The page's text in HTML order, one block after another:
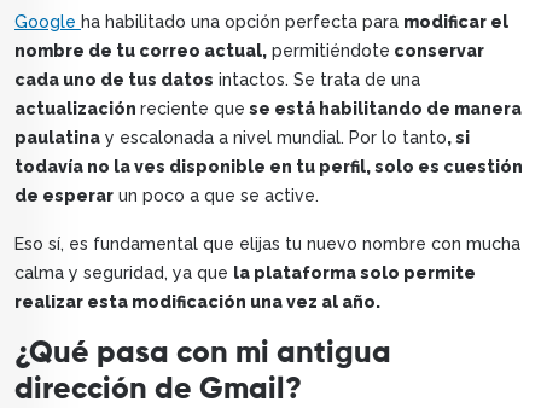
Google ha habilitado una opción perfecta para modificar el
nombre de tu correo actual, permitiéndote conservar
cada uno de tus datos intactos. Se trata de una
actualización reciente que se está habilitando de manera
paulatina y escalonada a nivel mundial. Por lo tanto, si
todavía no la ves disponible en tu perfil, solo es cuestión
de esperar un poco a que se active.
Eso sí, es fundamental que elijas tu nuevo nombre con mucha
calma y seguridad, ya que la plataforma solo permite
realizar esta modificación una vez al año.
¿Qué pasa con mi antigua
dirección de Gmail?